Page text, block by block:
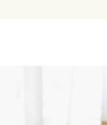
ジュニア・ティーン